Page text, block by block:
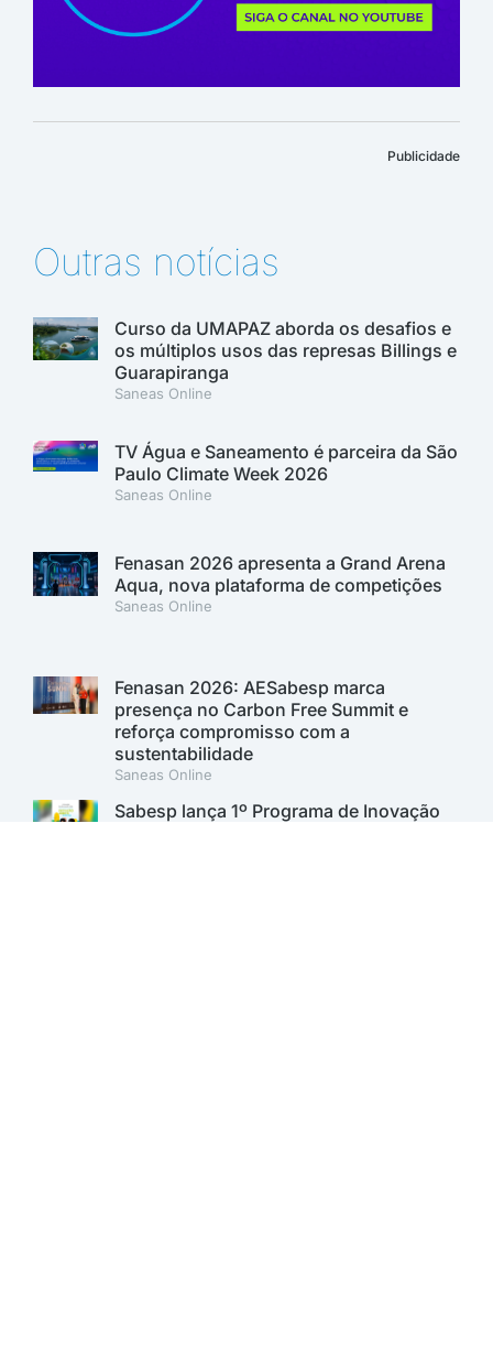
Publicidade
Outras notícias
Curso da UMAPAZ aborda os desafios e
os múltiplos usos das represas Billings e
Guarapiranga
Saneas Online
TV Água e Saneamento é parceira da São
Paulo Climate Week 2026
Saneas Online
Fenasan 2026 apresenta a Grand Arena
Aqua, nova plataforma de competições
Saneas Online
Fenasan 2026: AESabesp marca
presença no Carbon Free Summit e
reforça compromisso com a
sustentabilidade
Saneas Online
Sabesp lança 1º Programa de Inovação